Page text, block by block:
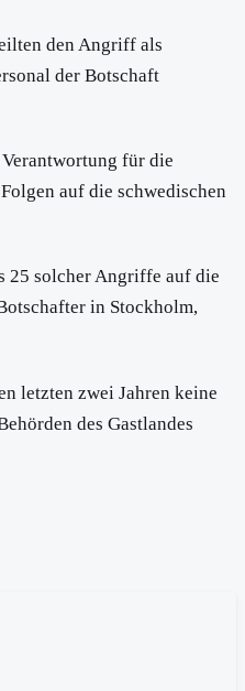
den Angriff als
der Botschaft
für die
auf die schwedischen
25 solcher Angriffe auf die
in Stockholm,
letzten zwei Jahren keine
des Gastlandes